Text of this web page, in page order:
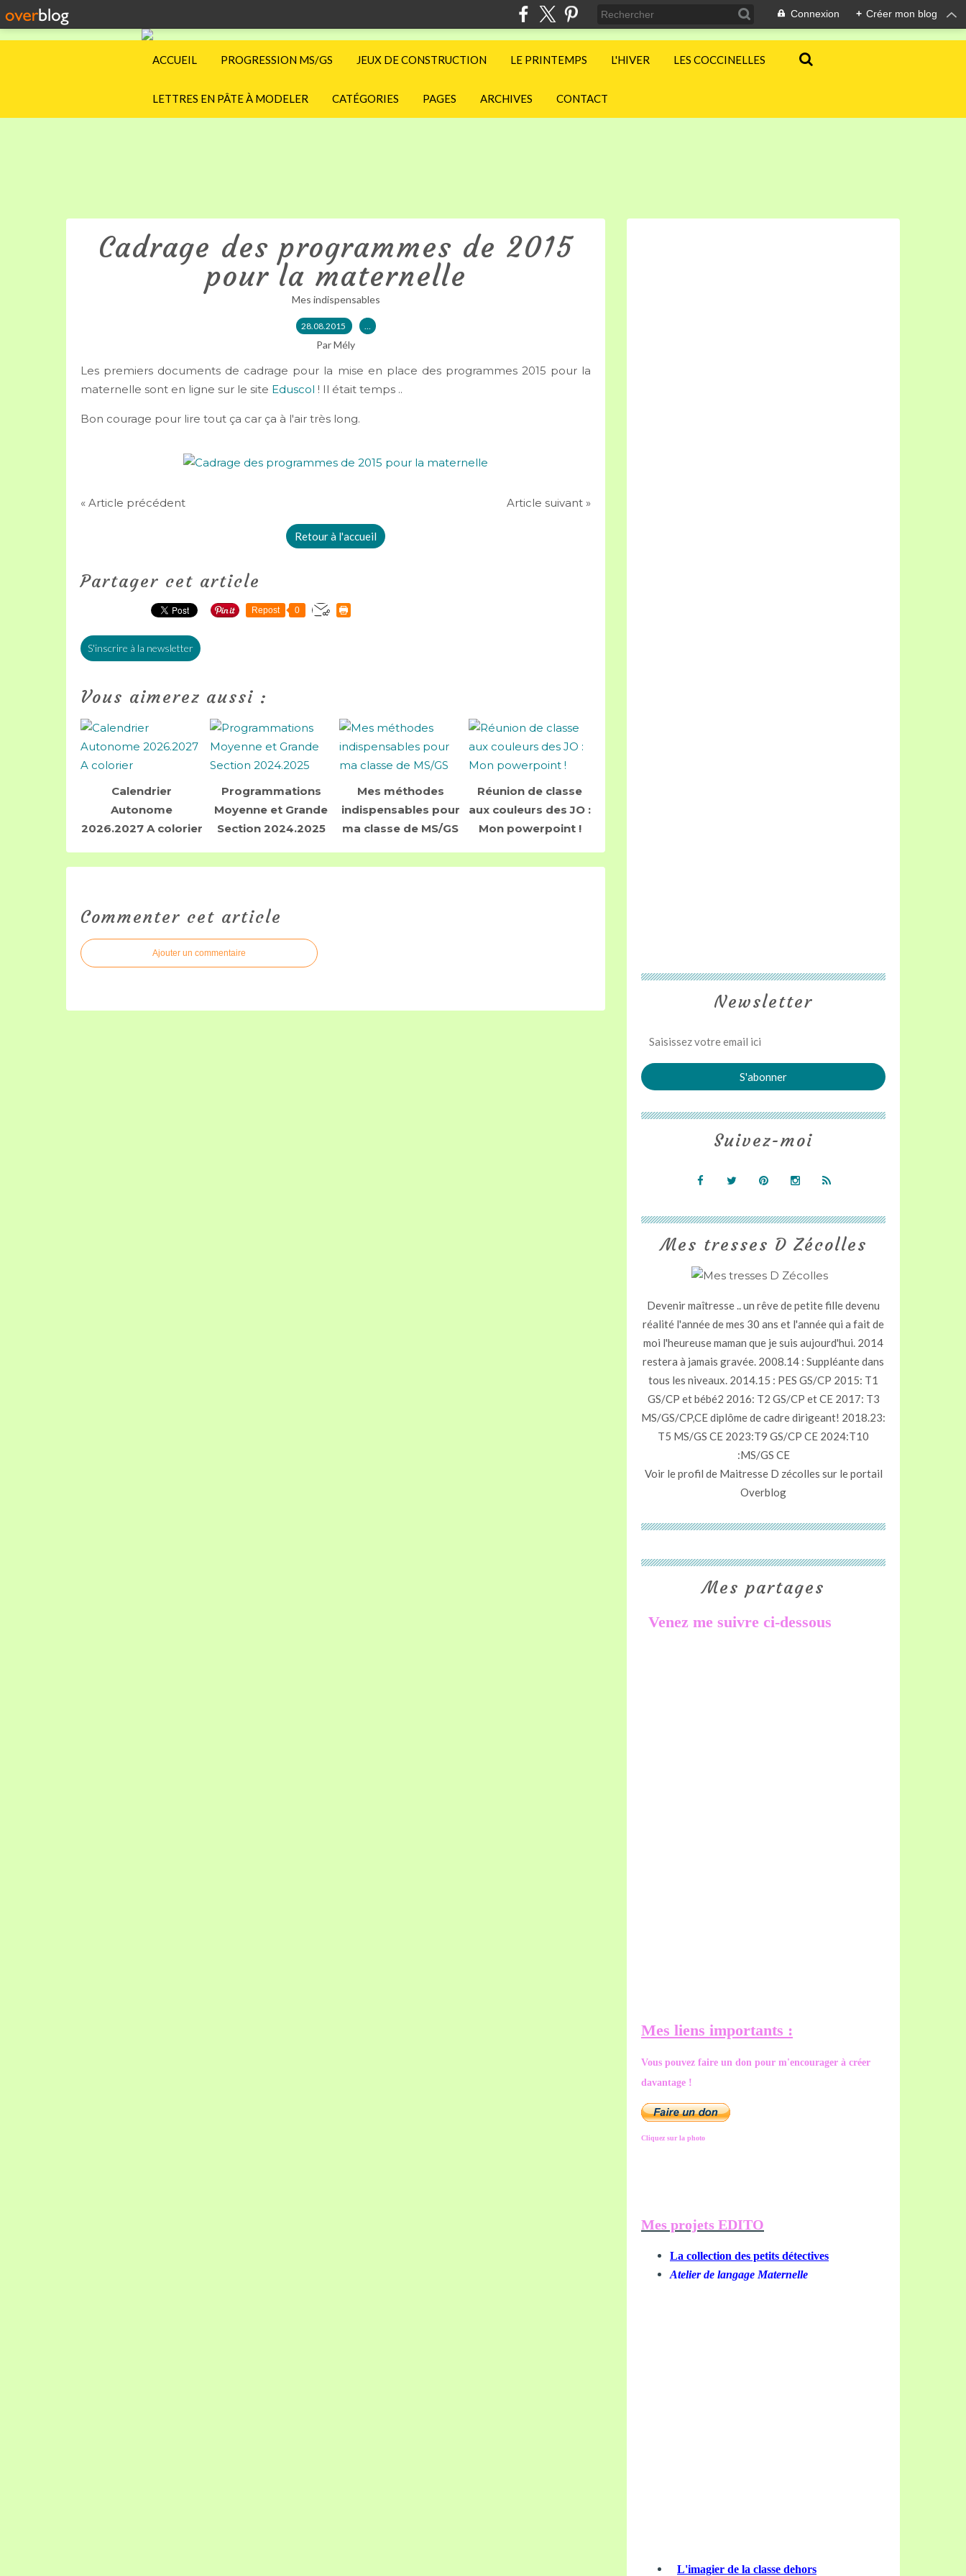
Connexion + Créer mon blog
ACCUEIL PROGRESSION MS/GS JEUX DE CONSTRUCTION LE PRINTEMPS L'HIVER LES COCCINELLES
LETTRES EN PÂTE À MODELER CATÉGORIES PAGES ARCHIVES CONTACT
Cadrage des programmes de 2015
pour la maternelle
Mes indispensables
28.08.2015 …
Par Mély
Les premiers documents de cadrage pour la mise en place des programmes 2015 pour la
maternelle sont en ligne sur le site Eduscol ! Il était temps ..
Bon courage pour lire tout ça car ça à l'air très long.
« Article précédent Article suivant »
Retour à l'accueil
Partager cet article
Repost 0
S'inscrire à la newsletter
Vous aimerez aussi :
Calendrier
Autonome
2026.2027 A colorier
Programmations
Moyenne et Grande
Section 2024.2025
Mes méthodes
indispensables pour
ma classe de MS/GS
Réunion de classe
aux couleurs des JO :
Mon powerpoint !
Commenter cet article
Ajouter un commentaire
Newsletter
Mes tresses D Zécolles
Devenir maîtresse .. un rêve de petite fille devenu
réalité l'année de mes 30 ans et l'année qui a fait de
moi l'heureuse maman que je suis aujourd'hui. 2014
restera à jamais gravée. 2008.14 : Suppléante dans
tous les niveaux. 2014.15 : PES GS/CP 2015: T1
GS/CP et bébé2 2016: T2 GS/CP et CE 2017: T3
MS/GS/CP,CE diplôme de cadre dirigeant! 2018.23:
T5 MS/GS CE 2023:T9 GS/CP CE 2024:T10
:MS/GS CE
Voir le profil de Maitresse D zécolles sur le portail
Overblog
Suivez-moi
Mes partages
Venez me suivre ci-dessous
Mes liens importants :
Vous pouvez faire un don pour m'encourager à créer
davantage !
Cliquez sur la photo
Mes projets EDITO
La collection des petits détectives
Atelier de langage Maternelle
L'imagier de la classe dehors